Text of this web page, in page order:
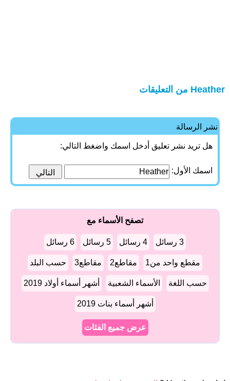
Heather من التعليقات
نشر الرسالة
هل تريد نشر تعليق أدخل اسمك واضغط التالي:
اسمك الأول:
تصفح الأسماء مع
3 رسائل 4 رسائل 5 رسائل 6 رسائل
مقطع واحد من1 مقاطع2 مقاطع3 حسب البلد
حسب اللغة الأسماء الشعبية أشهر أسماء أولاد 2019
أشهر أسماء بنات 2019
عرض جميع الفئات